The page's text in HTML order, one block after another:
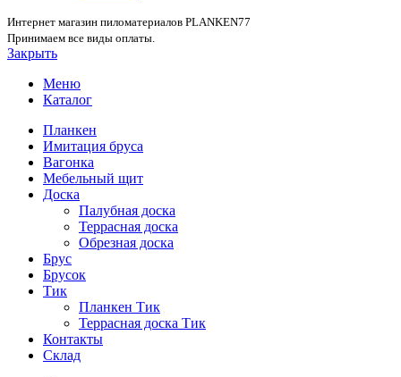
Интернет магазин пиломатериалов PLANKEN77
Принимаем все виды оплаты.
Закрыть
Меню
Каталог
Планкен
Имитация бруса
Вагонка
Мебельный щит
Доска
Палубная доска
Террасная доска
Обрезная доска
Брус
Брусок
Тик
Планкен Тик
Террасная доска Тик
Контакты
Склад